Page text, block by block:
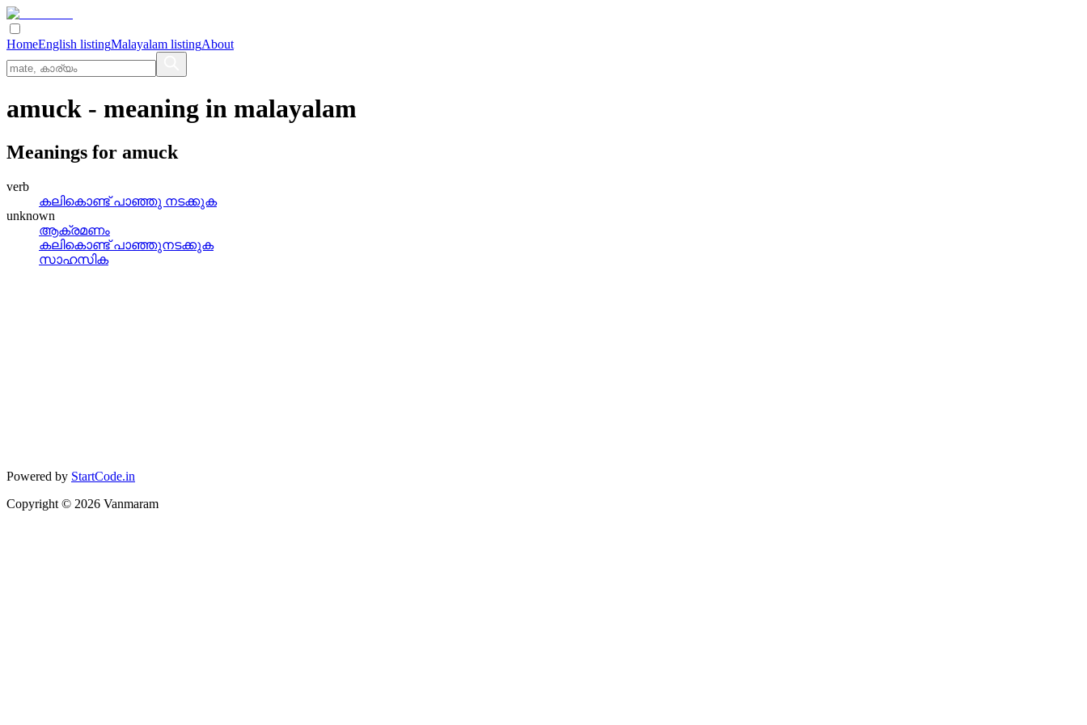
HomeEnglish listingMalayalam listingAbout
amuck - meaning in malayalam
Meanings for amuck
verb
കലികൊണ്ട്‌ പാഞ്ഞു നടക്കുക
unknown
ആക്രമണം
കലികൊണ്ട് പാഞ്ഞുനടക്കുക
സാഹസിക
Powered by StartCode.in
Copyright © 2026 Vanmaram